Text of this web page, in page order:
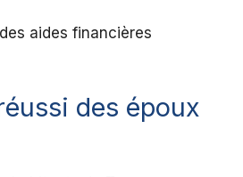
aides financières
des époux